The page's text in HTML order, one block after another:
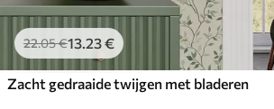
22.05€13.23€
Zacht gedraaide twijgen met bladeren